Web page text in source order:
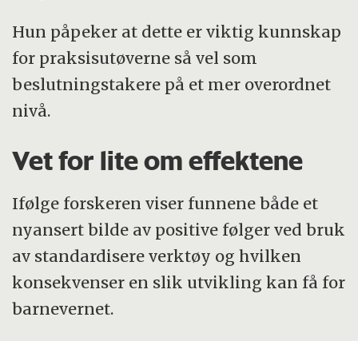
Hun påpeker at dette er viktig kunnskap
for praksisutøverne så vel som
beslutningstakere på et mer overordnet
nivå.
Vet for lite om effektene
Ifølge forskeren viser funnene både et
nyansert bilde av positive følger ved bruk
av standardisere verktøy og hvilken
konsekvenser en slik utvikling kan få for
barnevernet.